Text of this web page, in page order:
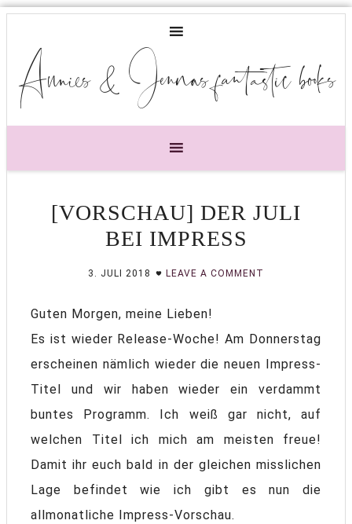
Annies & Jennas fantastic books
[VORSCHAU] DER JULI
BEI IMPRESS
3. JULI 2018 LEAVE A COMMENT
Guten Morgen, meine Lieben!
Es ist wieder Release-Woche! Am Donnerstag
erscheinen nämlich wieder die neuen Impress-
Titel und wir haben wieder ein verdammt
buntes Programm. Ich weiß gar nicht, auf
welchen Titel ich mich am meisten freue!
Damit ihr euch bald in der gleichen misslichen
Lage befindet wie ich gibt es nun die
allmonatliche Impress-Vorschau.